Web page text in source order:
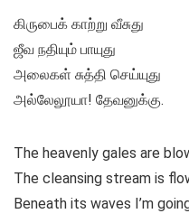
கிருபைக் காற்று வீசுது
ஜீவ நதியும் பாயுது
அலைகள் சுத்தி செய்யுது
அல்லேலூயா! தேவனுக்கு.
The heavenly gales are
The cleansing stream is
Beneath its waves I’m